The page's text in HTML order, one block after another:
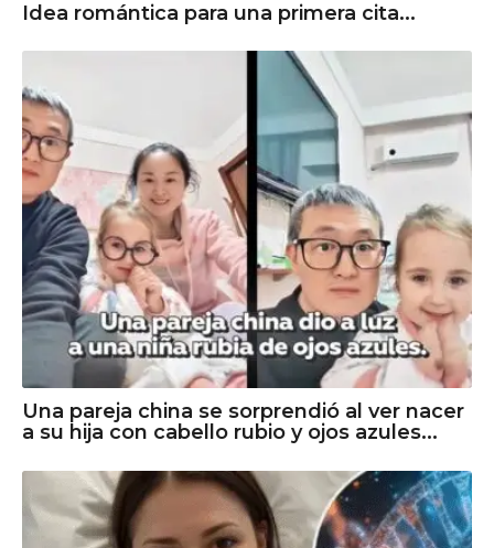
Idea romántica para una primera cita...
Una pareja china se sorprendió al ver nacer
a su hija con cabello rubio y ojos azules...